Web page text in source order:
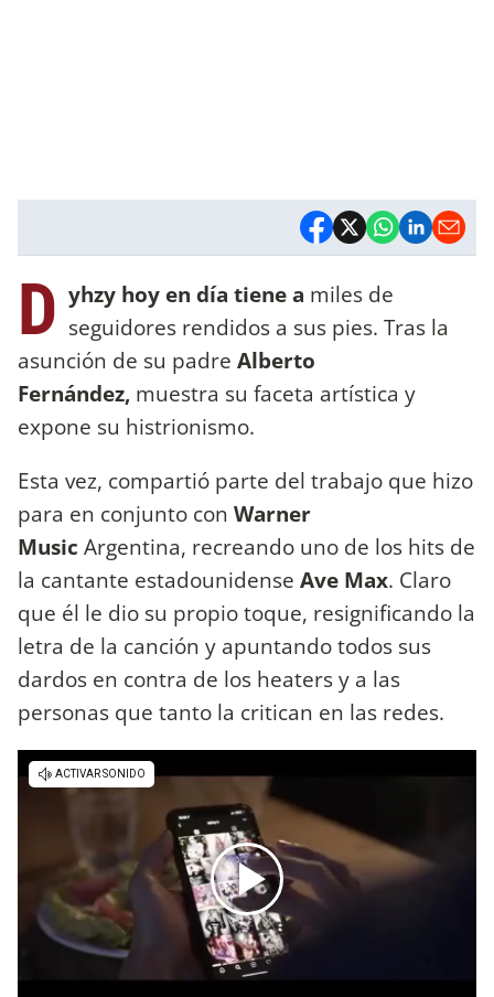
D yhzy hoy en día tiene a miles de
seguidores rendidos a sus pies. Tras la
asunción de su padre Alberto
Fernández, muestra su faceta artística y
expone su histrionismo.
Esta vez, compartió parte del trabajo que hizo
para en conjunto con Warner
Music Argentina, recreando uno de los hits de
la cantante estadounidense Ave Max. Claro
que él le dio su propio toque, resignificando la
letra de la canción y apuntando todos sus
dardos en contra de los heaters y a las
personas que tanto la critican en las redes.